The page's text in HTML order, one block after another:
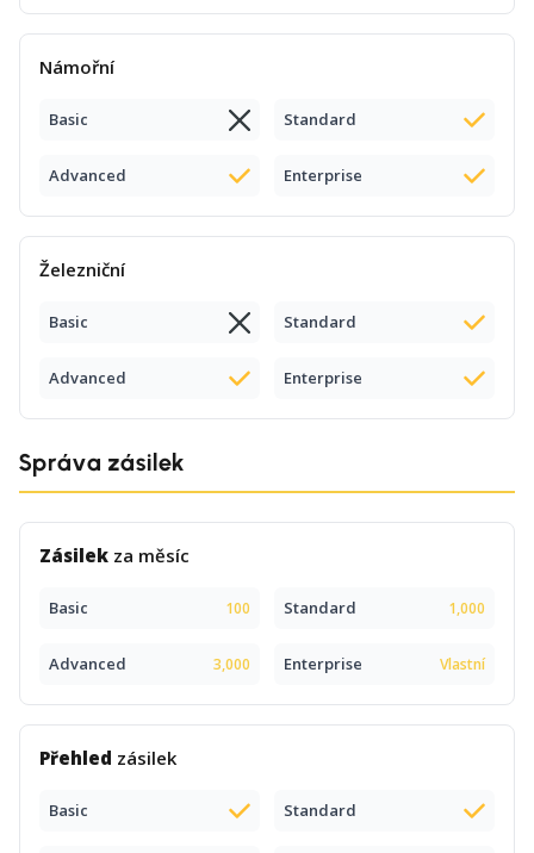
Námořní
Basic Standard
Advanced Enterprise
Železniční
Basic Standard
Advanced Enterprise
Správa zásilek
Zásilek za měsíc
Basic 100 Standard 1,000
Advanced 3,000 Enterprise Vlastní
Přehled zásilek
Basic Standard